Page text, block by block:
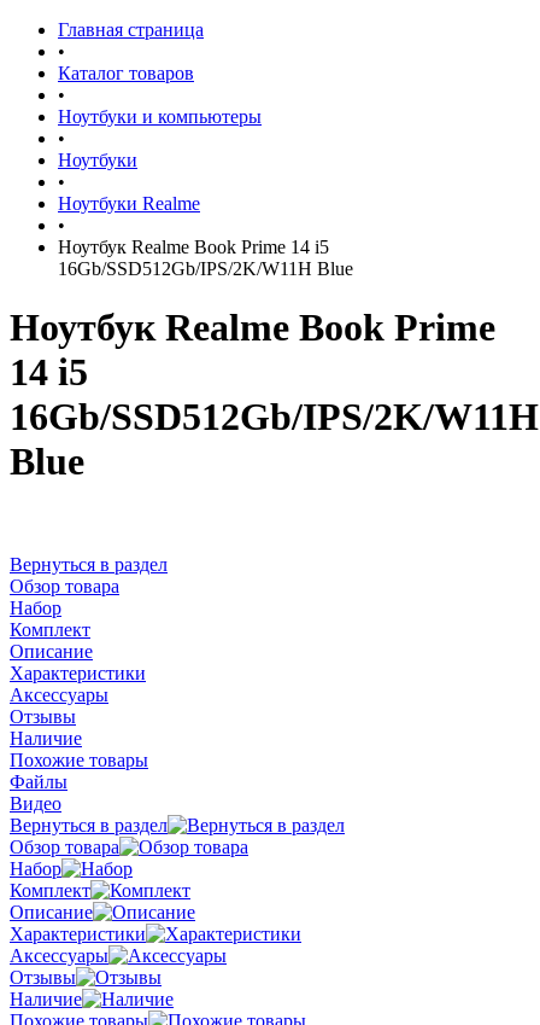
Главная страница
•
Каталог товаров
•
Ноутбуки и компьютеры
•
Ноутбуки
•
Ноутбуки Realme
•
Ноутбук Realme Book Prime 14 i5
16Gb/SSD512Gb/IPS/2K/W11H Blue
Ноутбук Realme Book Prime
14 i5
16Gb/SSD512Gb/IPS/2K/W11H
Blue
Вернуться в раздел
Обзор товара
Набор
Комплект
Описание
Характеристики
Аксессуары
Отзывы
Наличие
Похожие товары
Файлы
Видео
Вернуться в раздел
Обзор товара
Набор
Комплект
Описание
Характеристики
Аксессуары
Отзывы
Наличие
Похожие товары